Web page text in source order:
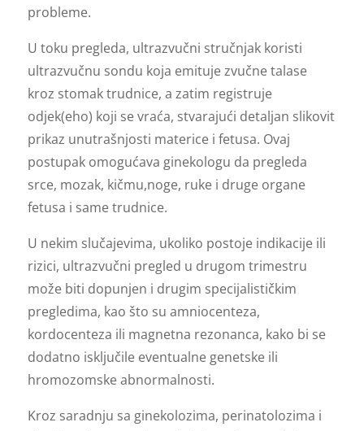
probleme.
U toku pregleda, ultrazvučni stručnjak koristi
ultrazvučnu sondu koja emituje zvučne talase
kroz stomak trudnice, a zatim registruje
odjek(eho) koji se vraća, stvarajući detaljan slikovit
prikaz unutrašnjosti materice i fetusa. Ovaj
postupak omogućava ginekologu da pregleda
srce, mozak, kičmu,noge, ruke i druge organe
fetusa i same trudnice.
U nekim slučajevima, ukoliko postoje indikacije ili
rizici, ultrazvučni pregled u drugom trimestru
može biti dopunjen i drugim specijalističkim
pregledima, kao što su amniocenteza,
kordocenteza ili magnetna rezonanca, kako bi se
dodatno isključile eventualne genetske ili
hromozomske abnormalnosti.
Kroz saradnju sa ginekolozima, perinatolozima i